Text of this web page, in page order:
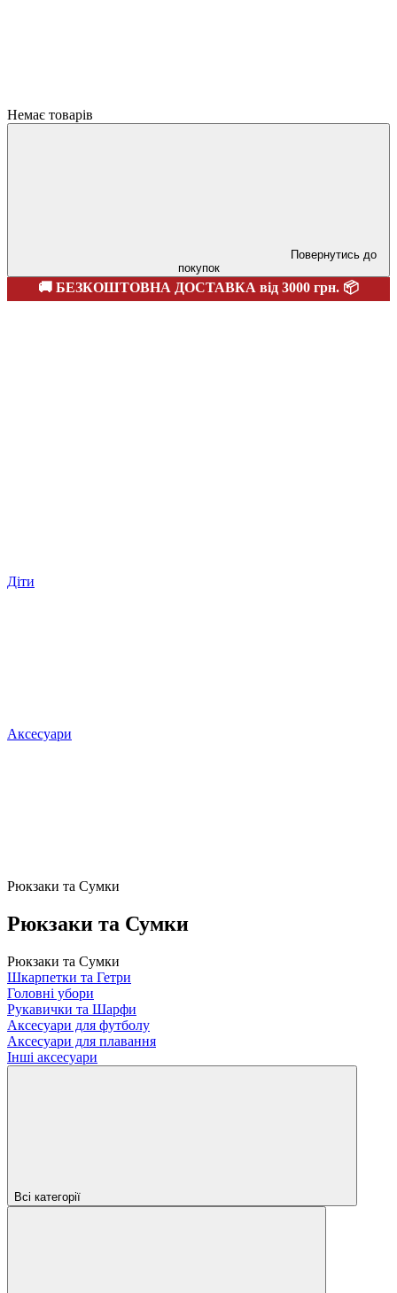
Немає товарів
Повернутись до
покупок
🚚 БЕЗКОШТОВНА ДОСТАВКА від 3000 грн. 📦
Діти
Аксесуари
Рюкзаки та Сумки
Рюкзаки та Сумки
Рюкзаки та Сумки
Шкарпетки та Гетри
Головні убори
Рукавички та Шарфи
Аксесуари для футболу
Аксесуари для плавання
Інші аксесуари
Всі категорії